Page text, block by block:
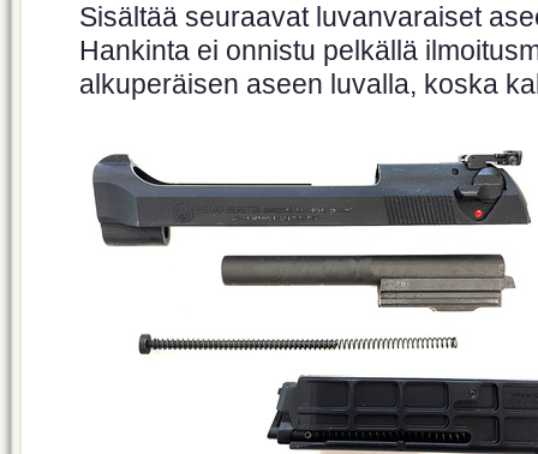
Sisältää seuraavat luvanvaraiset
Hankinta ei onnistu pelkällä
alkuperäisen aseen luvalla, koska